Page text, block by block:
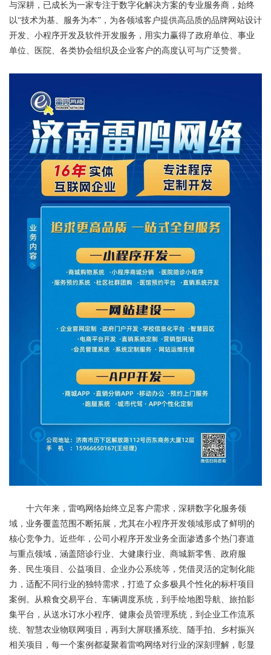
与深耕，已成长为一家专注于数字化解决方案的专业服务商，始终
以“技术为基、服务为本”，为各领域客户提供高品质的品牌网站设计
开发、小程序开发及软件开发服务，用实力赢得了政府单位、事业
单位、医院、各类协会组织及企业客户的高度认可与广泛赞誉。
十六年来，雷鸣网络始终立足客户需求，深耕数字化服务领
域，业务覆盖范围不断拓展，尤其在小程序开发领域形成了鲜明的
核心竞争力。近些年，公司小程序开发业务全面渗透多个热门赛道
与重点领域，涵盖陪诊行业、大健康行业、商城新零售、政府服
务、民生项目、公益项目、企业办公系统等，凭借灵活的定制化能
力，适配不同行业的独特需求，打造了众多极具个性化的标杆项目
案例。从粮食交易平台、车辆调度系统，到手绘地图导航、旅拍影
集平台，从送水订水小程序、健康会员管理系统，到企业工作流系
统、智慧农业物联网项目，再到大屏联播系统、随手拍、乡村振兴
相关项目，每一个案例都凝聚着雷鸣网络对行业的深刻理解，彰显